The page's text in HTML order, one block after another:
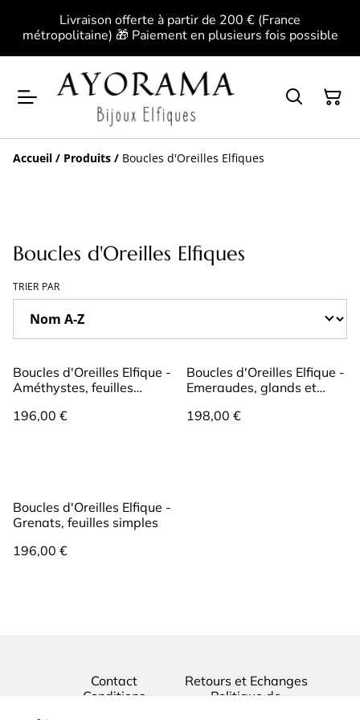
Livraison offerte à partir de 200 € (France
métropolitaine) 🎁 Paiement en plusieurs fois possible
Accueil / Produits / Boucles d'Oreilles Elfiques
Boucles d'Oreilles Elfiques
TRIER PAR
Boucles d'Oreilles Elfique -
Améthystes, feuilles
196,00 €
Boucles d'Oreilles Elfique -
Emeraudes, glands et
198,00 €
Boucles d'Oreilles Elfique -
Grenats, feuilles simples
196,00 €
Contact
Retours et Echanges
Conditions
Politique de